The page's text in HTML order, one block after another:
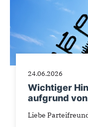
24.06.2026
Wichtiger
aufgrund
Liebe